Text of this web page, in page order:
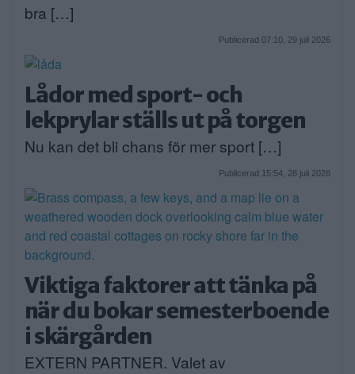
bra […]
Publicerad 07:10, 29 juli 2026
Lådor med sport- och
lekprylar ställs ut på torgen
Nu kan det bli chans för mer sport […]
Publicerad 15:54, 28 juli 2026
Viktiga faktorer att tänka på
när du bokar semesterboende
i skärgården
EXTERN PARTNER. Valet av